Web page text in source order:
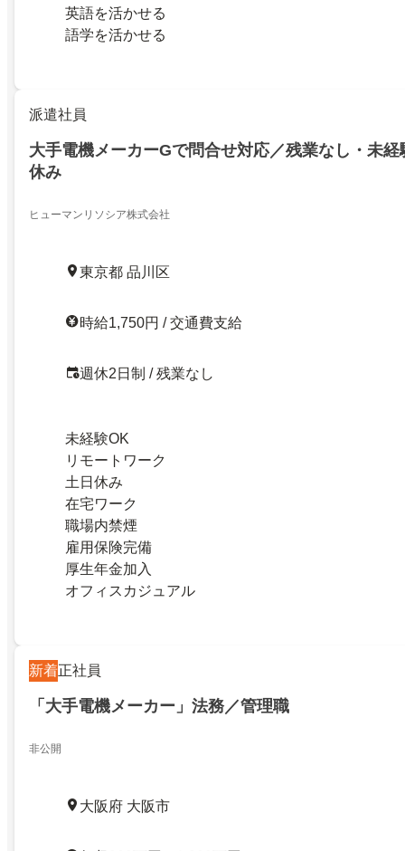
英語を活かせる
語学を活かせる
派遣社員
大手電機メーカーGで問合せ対応／残業なし・未
休み
ヒューマンリソシア株式会社
東京都 品川区
時給1,750円 / 交通費支給
週休2日制 / 残業なし
未経験OK
リモートワーク
土日休み
在宅ワーク
職場内禁煙
雇用保険完備
厚生年金加入
オフィスカジュアル
新着正社員
「大手電機メーカー」法務／管理職
非公開
大阪府 大阪市